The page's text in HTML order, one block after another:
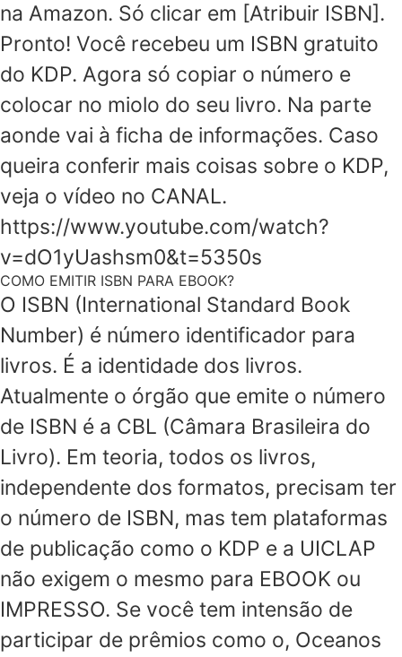
na Amazon. Só clicar em [Atribuir ISBN].
Pronto! Você recebeu um ISBN gratuito
do KDP. Agora só copiar o número e
colocar no miolo do seu livro. Na parte
aonde vai à ficha de informações. Caso
queira conferir mais coisas sobre o KDP,
veja o vídeo no CANAL.
https://www.youtube.com/watch?
v=dO1yUashsm0&t=5350s
COMO EMITIR ISBN PARA EBOOK?
O ISBN (International Standard Book
Number) é número identificador para
livros. É a identidade dos livros.
Atualmente o órgão que emite o número
de ISBN é a CBL (Câmara Brasileira do
Livro). Em teoria, todos os livros,
independente dos formatos, precisam ter
o número de ISBN, mas tem plataformas
de publicação como o KDP e a UICLAP
não exigem o mesmo para EBOOK ou
IMPRESSO. Se você tem intensão de
participar de prêmios como o, Oceanos